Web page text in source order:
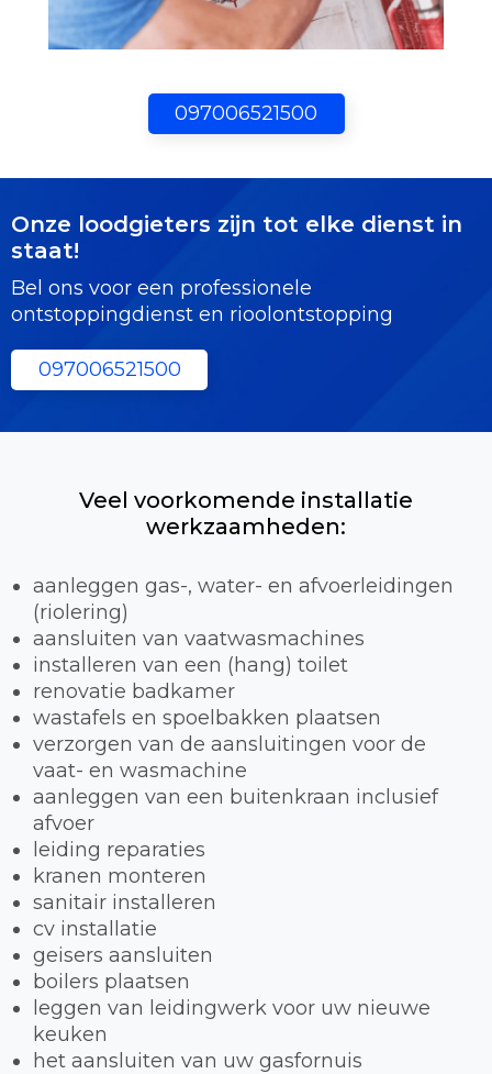
097006521500
Onze loodgieters zijn tot elke dienst in
staat!
Bel ons voor een professionele
ontstoppingdienst en rioolontstopping
097006521500
Veel voorkomende installatie
werkzaamheden:
aanleggen gas-, water- en afvoerleidingen
(riolering)
aansluiten van vaatwasmachines
installeren van een (hang) toilet
renovatie badkamer
wastafels en spoelbakken plaatsen
verzorgen van de aansluitingen voor de
vaat- en wasmachine
aanleggen van een buitenkraan inclusief
afvoer
leiding reparaties
kranen monteren
sanitair installeren
cv installatie
geisers aansluiten
boilers plaatsen
leggen van leidingwerk voor uw nieuwe
keuken
het aansluiten van uw gasfornuis